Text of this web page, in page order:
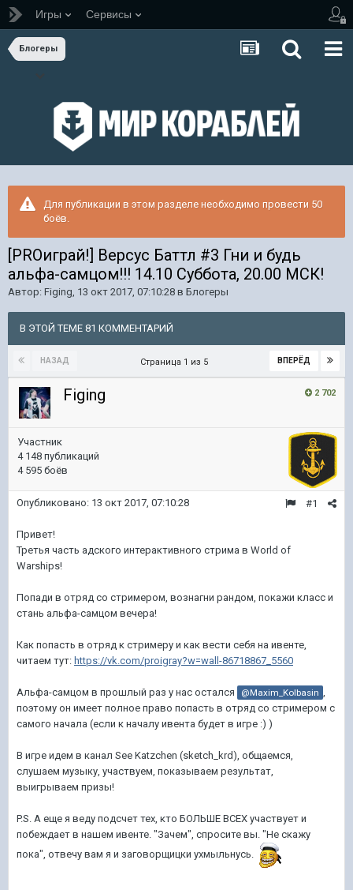
Игры Сервисы
Блогеры
Для публикации в этом разделе необходимо провести 50
боёв.
[PROиграй!] Версус Баттл #3 Гни и будь
альфа-самцом!!! 14.10 Суббота, 20.00 МСК!
Автор: Figing, 13 окт 2017, 07:10:28 в Блогеры
В ЭТОЙ ТЕМЕ 81 КОММЕНТАРИЙ
НАЗАД ВПЕРЁД
Страница 1 из 5
2 702
Figing
Участник
4 148 публикаций
4 595 боёв
#1
Опубликовано: 13 окт 2017, 07:10:28
Привет!
Третья часть адского интерактивного стрима в World of
Warships!
Попади в отряд со стримером, вознагни рандом, покажи класс и
стань альфа-самцом вечера!
Как попасть в отряд к стримеру и как вести себя на ивенте,
читаем тут: https://vk.com/proigray?w=wall-86718867_5560
Альфа-самцом в прошлый раз у нас остался @Maxim_Kolbasin ,
поэтому он имеет полное право попасть в отряд со стримером с
самого начала (если к началу ивента будет в игре :) )
В игре идем в канал See Katzchen (sketch_krd), общаемся,
слушаем музыку, участвуем, показываем результат,
выигрываем призы!
P.S. А еще я веду подсчет тех, кто БОЛЬШЕ ВСЕХ участвует и
побеждает в нашем ивенте. "Зачем", спросите вы. "Не скажу
пока", отвечу вам я и заговорщицки ухмыльнусь.